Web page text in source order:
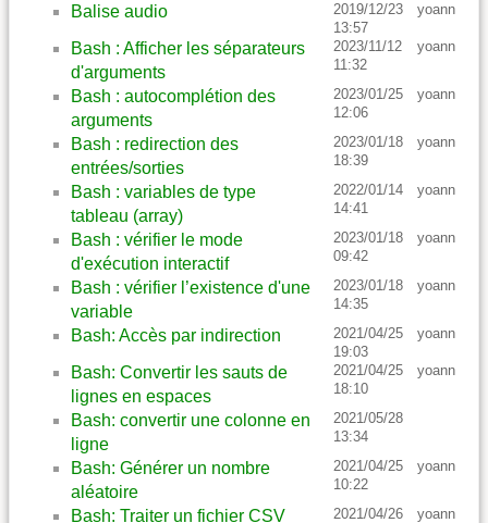
Balise audio
2019/12/23
13:57
yoann
Bash : Afficher les séparateurs
d'arguments
2023/11/12
11:32
yoann
Bash : autocomplétion des
arguments
2023/01/25
12:06
yoann
Bash : redirection des
entrées/sorties
2023/01/18
18:39
yoann
Bash : variables de type
tableau (array)
2022/01/14
14:41
yoann
Bash : vérifier le mode
d'exécution interactif
2023/01/18
09:42
yoann
Bash : vérifier l’existence d'une
variable
2023/01/18
14:35
yoann
Bash: Accès par indirection
2021/04/25
19:03
yoann
Bash: Convertir les sauts de
lignes en espaces
2021/04/25
18:10
yoann
Bash: convertir une colonne en
ligne
2021/05/28
13:34
Bash: Générer un nombre
aléatoire
2021/04/25
10:22
yoann
Bash: Traiter un fichier CSV
2021/04/26
yoann